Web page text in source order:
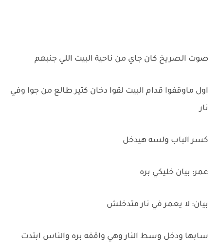
صوت الصريخ كان جاي من ناحية البيت اللي جنبهم
اول ماوقفوا قدام البيت لقوا دخان كتير طالع من جوا وفي
نار
كسر الباب ولسه هيدخل
عمر: بيان خليكي بره
بيان: لا يعمر في نار متدخلش
سابها ودخل وسط النار وهي واقفه بره والناس ابتدت